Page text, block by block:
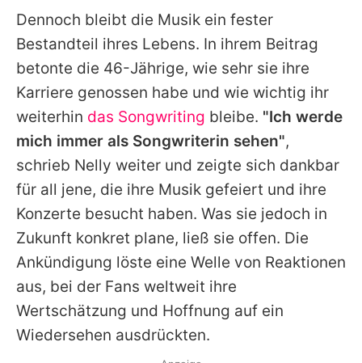
Dennoch bleibt die Musik ein fester
Bestandteil ihres Lebens. In ihrem Beitrag
betonte die 46-Jährige, wie sehr sie ihre
Karriere genossen habe und wie wichtig ihr
weiterhin das Songwriting bleibe. "Ich werde
mich immer als Songwriterin sehen",
schrieb Nelly weiter und zeigte sich dankbar
für all jene, die ihre Musik gefeiert und ihre
Konzerte besucht haben. Was sie jedoch in
Zukunft konkret plane, ließ sie offen. Die
Ankündigung löste eine Welle von Reaktionen
aus, bei der Fans weltweit ihre
Wertschätzung und Hoffnung auf ein
Wiedersehen ausdrückten.